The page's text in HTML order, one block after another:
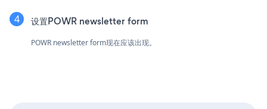
设置POWR newsletter form
POWR newsletter form现在应该出现。